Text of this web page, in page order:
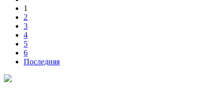
1
2
3
4
5
6
Последняя